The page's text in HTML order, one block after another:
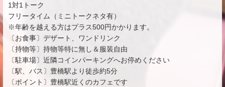
1対1トーク
フリータイム（ミニトークネタ有）
※年齢を越える方はプラス500円かかります。
〔お食事〕デザート、ワンドリンク
〔持物等〕持物等特に無し＆服装自由
〔駐車場〕近隣コインパーキングへお停めください
〔駅、バス〕豊橋駅より徒歩約5分
〔ポイント〕豊橋駅近くのカフェです